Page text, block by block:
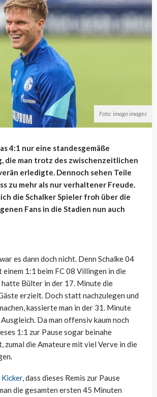
Foto: imago images
4:1 nur eine standesgemäße
die man trotz des zwischenzeitlichen
erledigte. Dennoch sehen Teile
zu mehr als nur verhaltener Freude.
die Schalker Spieler froh über die
Fans in die Stadien nun auch
es dann doch nicht. Denn Schalke 04
1:1 beim FC 08 Villingen in die
hatte Bülter in der 17. Minute die
erzielt. Doch statt nachzulegen und
kassierte man in der 31. Minute
Da man offensiv kaum noch
1:1 zur Pause sogar beinahe
zumal die Amateure mit viel Verve in die
Kicker, dass dieses Remis zur Pause
die gesamten ersten 45 Minuten